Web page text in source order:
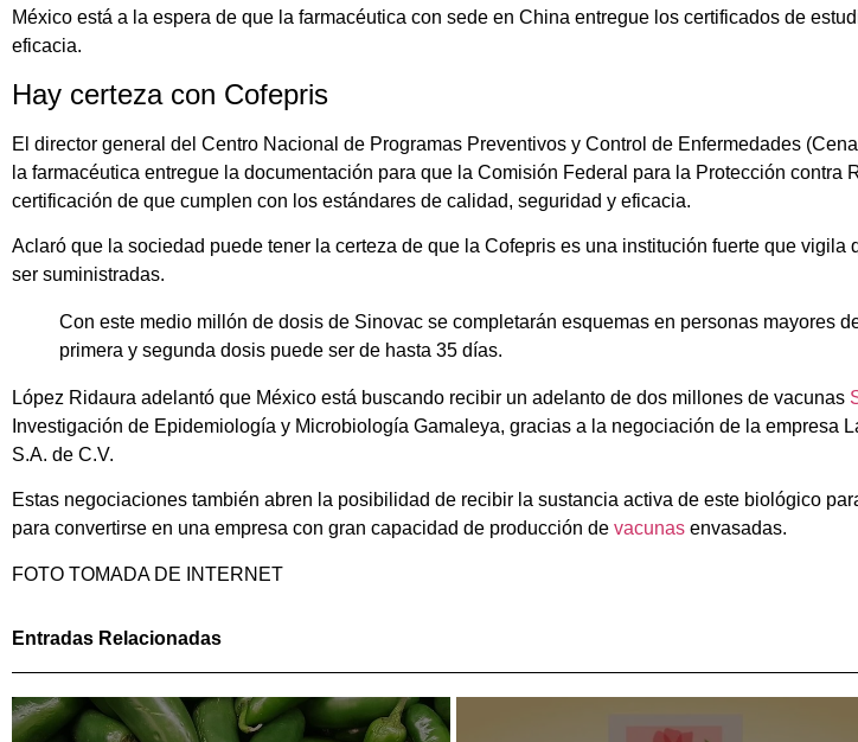
México está a la espera de que la farmacéutica con sede en China entregue los certificados de
eficacia.
Hay certeza con Cofepris
El director general del Centro Nacional de Programas Preventivos y Control de Enfermedades
la farmacéutica entregue la documentación para que la Comisión Federal para la Protección
certificación de que cumplen con los estándares de calidad, seguridad y eficacia.
Aclaró que la sociedad puede tener la certeza de que la Cofepris es una institución fuerte que
ser suministradas.
Con este medio millón de dosis de Sinovac se completarán esquemas en personas mayores
primera y segunda dosis puede ser de hasta 35 días.
López Ridaura adelantó que México está buscando recibir un adelanto de dos millones de vacunas
Investigación de Epidemiología y Microbiología Gamaleya, gracias a la negociación de la empresa
S.A. de C.V.
Estas negociaciones también abren la posibilidad de recibir la sustancia activa de este biológico
para convertirse en una empresa con gran capacidad de producción de vacunas envasadas.
FOTO TOMADA DE INTERNET
Entradas Relacionadas